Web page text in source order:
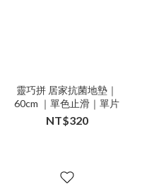
靈巧拼 居家抗菌地墊｜
60cm ｜單色止滑｜單片
NT$320